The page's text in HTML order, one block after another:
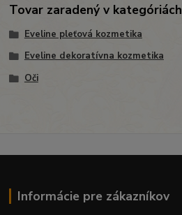
Tovar zaradený v kategóriách
Eveline pleťová kozmetika
Eveline dekoratívna kozmetika
Oči
Informácie pre zákazníkov